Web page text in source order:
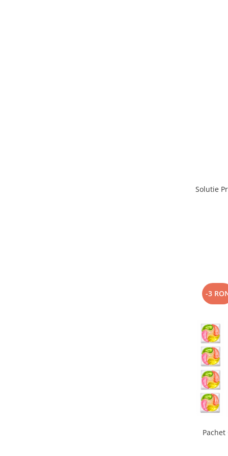
Solutie
-3
Pachet